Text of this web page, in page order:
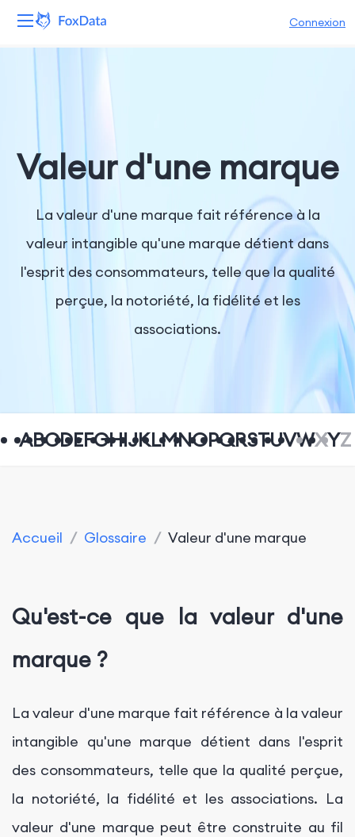
Connexion
Solutions
Ressources
Entreprise
Valeur d'une marque
La valeur d'une marque fait référence à la
valeur intangible qu'une marque détient dans
l'esprit des consommateurs, telle que la qualité
perçue, la notoriété, la fidélité et les
associations.
ABCDEFGHIJKLMNOPQRSTUVWXYZ
Accueil / Glossaire / Valeur d'une marque
Qu'est-ce que la valeur d'une
marque ?
La valeur d'une marque fait référence à la valeur
intangible qu'une marque détient dans l'esprit
des consommateurs, telle que la qualité perçue,
la notoriété, la fidélité et les associations. La
valeur d'une marque peut être construite au fil